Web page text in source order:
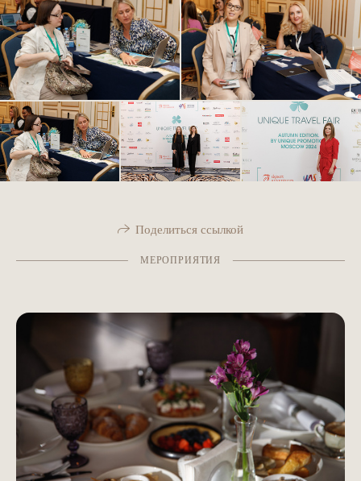
Поделиться ссылкой
МЕРОПРИЯТИЯ